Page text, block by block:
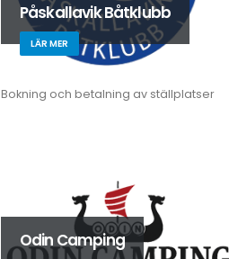
Påskallavik Båtklubb
LÄR MER
Bokning och betalning av ställplatser
Odin Camping